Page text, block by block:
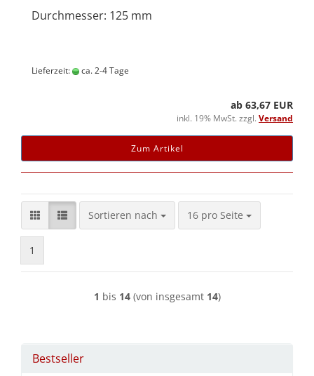
Durchmesser: 125 mm
Lieferzeit: ca. 2-4 Tage
ab 63,67 EUR
inkl. 19% MwSt. zzgl. Versand
Zum Artikel
Sortieren nach
Sortieren nach 16 pro Seite
pro Seite
1
1 bis 14(von insgesamt 14)
Bestseller